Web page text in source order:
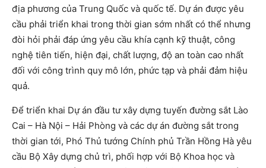
địa phương của Trung Quốc và quốc tế. Dự án được yêu
cầu phải triển khai trong thời gian sớm nhất có thể nhưng
đòi hỏi phải đáp ứng yêu cầu khía cạnh kỹ thuật, công
nghệ tiên tiến, hiện đại, chất lượng, độ an toàn cao nhất
đối với công trình quy mô lớn, phức tạp và phải đảm hiệu
quả.
Để triển khai Dự án đầu tư xây dựng tuyến đường sắt Lào
Cai – Hà Nội – Hải Phòng và các dự án đường sắt trong
thời gian tới, Phó Thủ tướng Chính phủ Trần Hồng Hà yêu
cầu Bộ Xây dựng chủ trì, phối hợp với Bộ Khoa học và